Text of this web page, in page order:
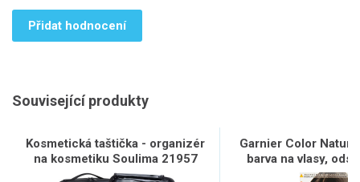
Přidat hodnocení
Související produkty
Kosmetická taštička - organizér
na kosmetiku Soulima 21957
Garnier Color
barva na vlasy,
hnědá 3